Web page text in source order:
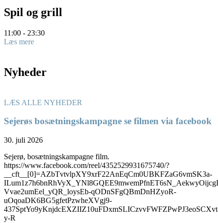
Spil og grill
11:00 - 23:30
Læs mere
Nyheder
LÆS ALLE NYHEDER
Sejerøs bosætningskampagne se filmen via facebook
30. juli 2026
Sejerø, bosætningskampagne film.
https://www.facebook.com/reel/4352529931675740/?
__cft__[0]=AZbTvtvlpXY9xrF22AnEqCm0UBKFZaG6vmSK3a-
Vvae2umEel_yQR_loysEb-qODnSFgQBmDnHZyoR-
uOqoaDK6BG5gfetPzwheXVgj9-
y-R